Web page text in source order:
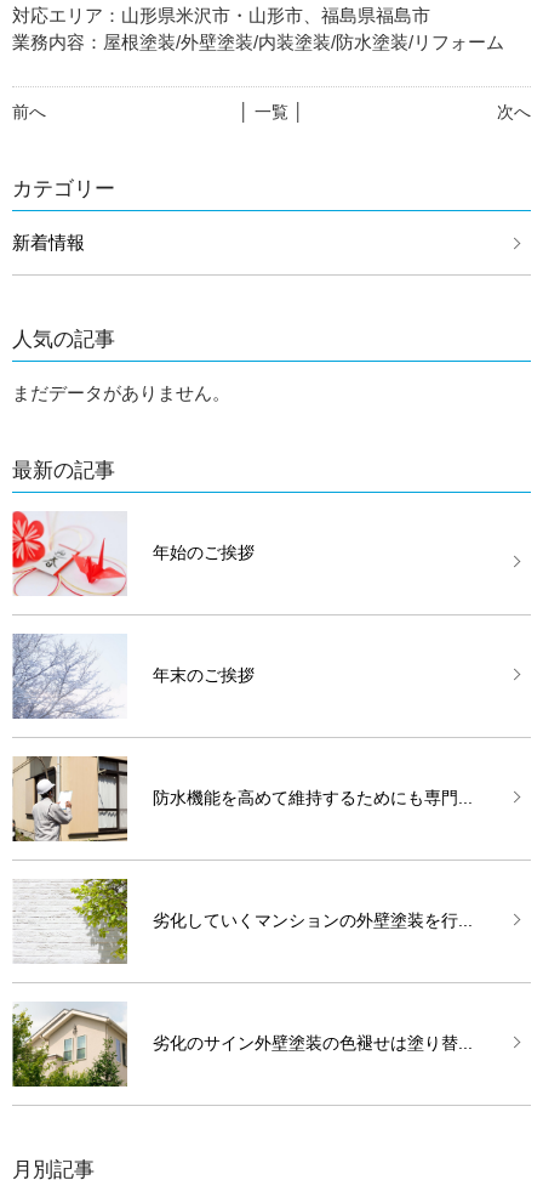
対応エリア：山形県米沢市・山形市、福島県福島市
業務内容：屋根塗装/外壁塗装/内装塗装/防水塗装/リフォーム
前へ 次へ
│ 一覧 │
カテゴリー
新着情報
人気の記事
まだデータがありません。
最新の記事
年始のご挨拶
年末のご挨拶
防水機能を高めて維持するためにも専門...
劣化していくマンションの外壁塗装を行...
劣化のサイン外壁塗装の色褪せは塗り替...
月別記事